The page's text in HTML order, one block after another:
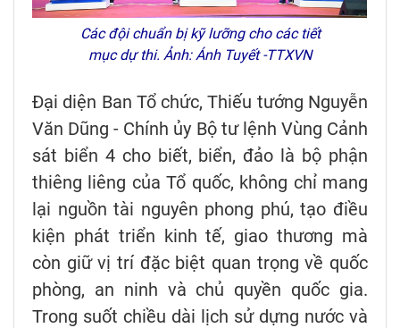
Các đội chuẩn bị kỹ lưỡng cho các tiết
mục dự thi. Ảnh: Ánh Tuyết -TTXVN
Đại diện Ban Tổ chức, Thiếu tướng Nguyễn
Văn Dũng - Chính ủy Bộ tư lệnh Vùng Cảnh
sát biển 4 cho biết, biển, đảo là bộ phận
thiêng liêng của Tổ quốc, không chỉ mang
lại nguồn tài nguyên phong phú, tạo điều
kiện phát triển kinh tế, giao thương mà
còn giữ vị trí đặc biệt quan trọng về quốc
phòng, an ninh và chủ quyền quốc gia.
Trong suốt chiều dài lịch sử dựng nước và